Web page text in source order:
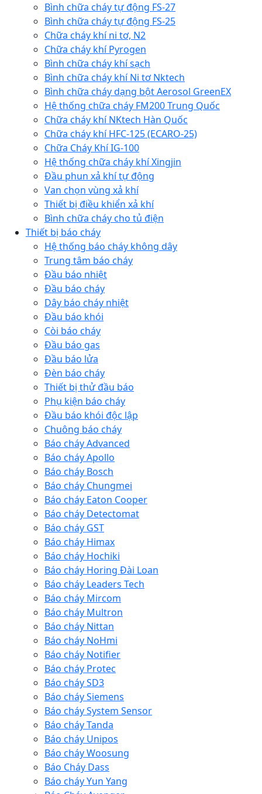
Bình chữa cháy tự động FS-27
Bình chữa cháy tự động FS-25
Chữa cháy khí ni tơ, N2
Chữa cháy khí Pyrogen
Bình chữa cháy khí sạch
Bình chữa cháy khí Ni tơ Nktech
Bình chữa cháy dạng bột Aerosol GreenEX
Hệ thống chữa cháy FM200 Trung Quốc
Chữa cháy khí NKtech Hàn Quốc
Chữa cháy khí HFC-125 (ECARO-25)
Chữa Cháy Khí IG-100
Hệ thống chữa cháy khí Xingjin
Đầu phun xả khí tự động
Van chọn vùng xả khí
Thiết bị điều khiển xả khí
Bình chữa cháy cho tủ điện
Thiết bị báo cháy
Hệ thống báo cháy không dây
Trung tâm báo cháy
Đầu báo nhiệt
Đầu báo cháy
Dây báo cháy nhiệt
Đầu báo khói
Còi báo cháy
Đầu báo gas
Đầu báo lửa
Đèn báo cháy
Thiết bị thử đầu báo
Phụ kiện báo cháy
Đầu báo khói độc lập
Chuông báo cháy
Báo cháy Advanced
Báo cháy Apollo
Báo cháy Bosch
Báo cháy Chungmei
Báo cháy Eaton Cooper
Báo cháy Detectomat
Báo cháy GST
Báo cháy Himax
Báo cháy Hochiki
Báo cháy Horing Đài Loan
Báo cháy Leaders Tech
Báo cháy Mircom
Báo cháy Multron
Báo cháy Nittan
Báo cháy NoHmi
Báo cháy Notifier
Báo cháy Protec
Báo cháy SD3
Báo cháy Siemens
Báo cháy System Sensor
Báo cháy Tanda
Báo cháy Unipos
Báo cháy Woosung
Báo Cháy Dass
Báo cháy Yun Yang